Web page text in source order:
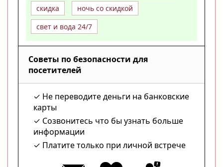
скидка
ночь со скидкой
свет и вода 24/7
Советы по безопасности для
посетителей
Не переводите деньги на банковские
карты
Созвонитесь что бы узнать больше
информации
Платите только при личной встрече